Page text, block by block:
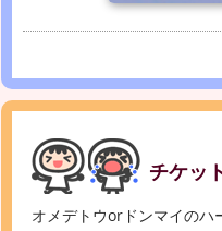
チケッ
オメデトウorドンマイのハ